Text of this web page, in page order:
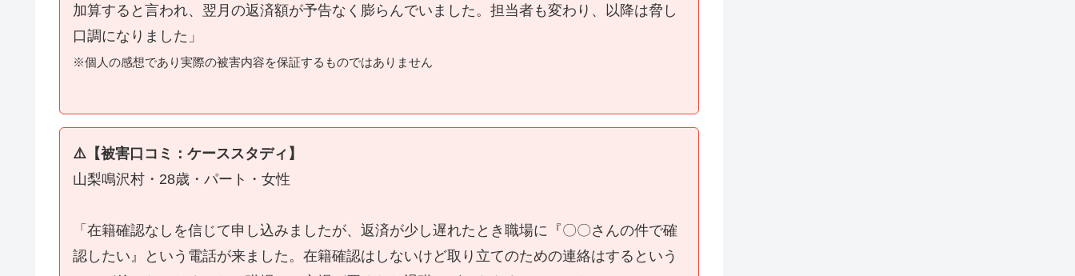
加算すると言われ、翌月の返済額が予告なく膨らんでいました。担当者も変わり、以降は脅し
口調になりました」
※個人の感想であり実際の被害内容を保証するものではありません
⚠️【被害口コミ：ケーススタディ】
山梨鳴沢村・28歳・パート・女性
「在籍確認なしを信じて申し込みましたが、返済が少し遅れたとき職場に『〇〇さんの件で確
認したい』という電話が来ました。在籍確認はしないけど取り立てのための連絡はするという